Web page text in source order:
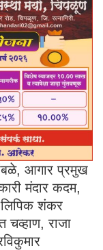
आगार प्रमुख
मंदार कदम,
शंकर
राजा